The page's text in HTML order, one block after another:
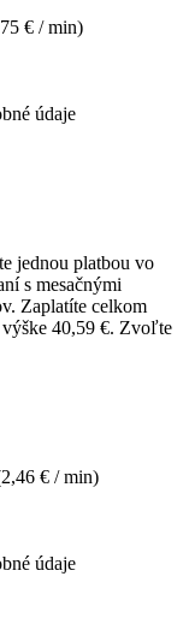
€ / min)
údaje
jednou platbou vo
s mesačnými
Zaplatíte celkom
výške 40,59 €. Zvoľte
€ / min)
údaje